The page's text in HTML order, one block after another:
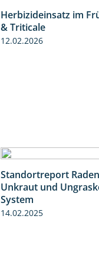
Herbizideinsatz im
& Triticale
12.02.2026
Standortreport
Unkraut und
System
14.02.2025